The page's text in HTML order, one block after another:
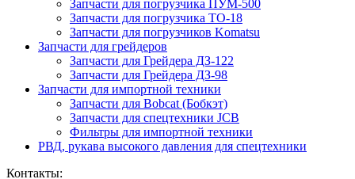
Запчасти для погрузчика ПУМ-500
Запчасти для погрузчика ТО-18
Запчасти для погрузчиков Komatsu
Запчасти для грейдеров
Запчасти для Грейдера ДЗ-122
Запчасти для Грейдера ДЗ-98
Запчасти для импортной техники
Запчасти для Bobcat (Бобкэт)
Запчасти для спецтехники JCB
Фильтры для импортной техники
РВД, рукава высокого давления для спецтехники
Контакты: